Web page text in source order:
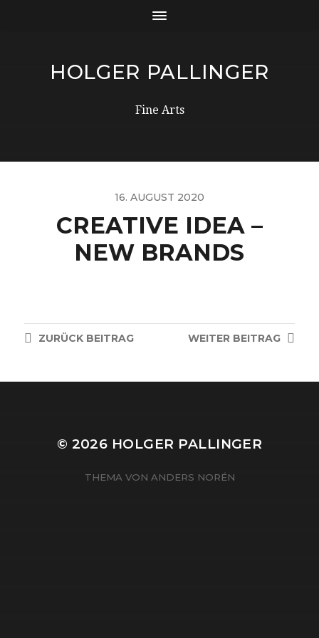
HOLGER PALLINGER
Fine Arts
16. AUGUST 2020
CREATIVE IDEA –
NEW BRANDS
WEITER BEITRAG
ZURÜCKBEITRAG
© 2026 HOLGER PALLINGER
THEMA VON ANDERS NORÉN